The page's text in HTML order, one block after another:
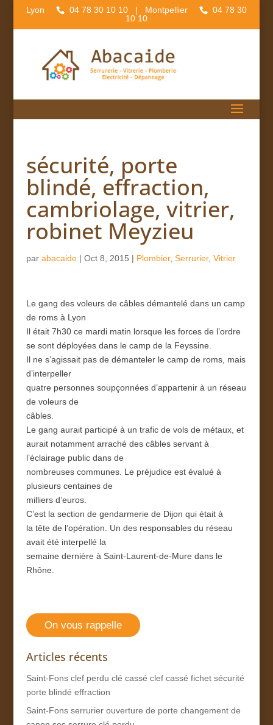
Lyon 04 78 30 10 10 | Montpellier
04 78 30
10 10
sécurité, porte
blindé, effraction,
cambriolage, vitrier,
robinet Meyzieu
par abacaide| Oct 8, 2015 | Plombier, Serrurier, Vitrier
Le gang des voleurs de câbles démantelé dans un camp
de roms à Lyon
Il était 7h30 ce mardi matin lorsque les forces de l’ordre
se sont déployées dans le camp de la Feyssine.
Il ne s’agissait pas de démanteler le camp de roms, mais
d’interpeller
quatre personnes soupçonnées d’appartenir à un réseau
de voleurs de
câbles.
Le gang aurait participé à un trafic de vols de métaux, et
aurait notamment arraché des câbles servant à
l’éclairage public dans de
nombreuses communes. Le préjudice est évalué à
plusieurs centaines de
milliers d’euros.
C’est la section de gendarmerie de Dijon qui était à
la tête de l’opération. Un des responsables du réseau
avait été interpellé la
semaine dernière à Saint-Laurent-de-Mure dans le
Rhône.
On vous rappelle
Articles récents
Saint-Fons clef perdu clé cassé clef cassé fichet sécurité
porte blindé effraction
Saint-Fons serrurier ouverture de porte changement de